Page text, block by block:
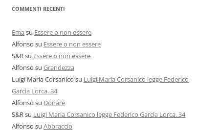
COMMENTI RECENTI
Ema su Essere o non essere
Alfonso su Essere o non essere
S&Rsu Essere o non essere
Alfonso su Grandezza
Luigi Maria Corsanico su Luigi Maria Corsanico legge Federico
Garcìa Lorca. 34
Alfonso su Donare
S&Rsu Luigi Maria Corsanico legge Federico Garcìa Lorca. 34
Alfonso su Abbraccio